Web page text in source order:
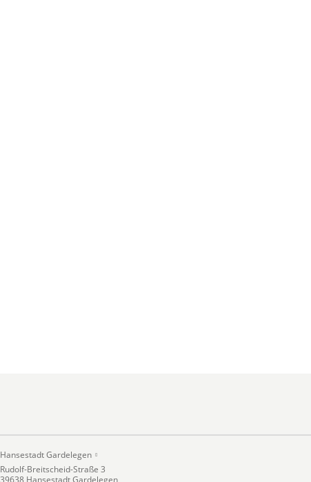
Hansestadt Gardelegen
Rudolf-Breitscheid-Straße 3
39638 Hansestadt Gardelegen